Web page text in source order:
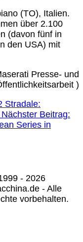
(TO), Italien.
über 2.100
(davon fünf in
den USA) mit
Presse- und
)
Stradale:
Nächster Beitrag:
Series in
- 2026
- Alle
vorbehalten.